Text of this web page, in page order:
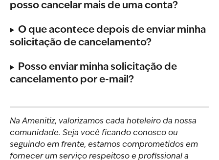
posso cancelar mais de uma conta?
O que acontece depois de enviar minha
solicitação de cancelamento?
Posso enviar minha solicitação de
cancelamento por e-mail?
Na Amenitiz, valorizamos cada hoteleiro da nossa
comunidade. Seja você ficando conosco ou
seguindo em frente, estamos comprometidos em
fornecer um serviço respeitoso e profissional a